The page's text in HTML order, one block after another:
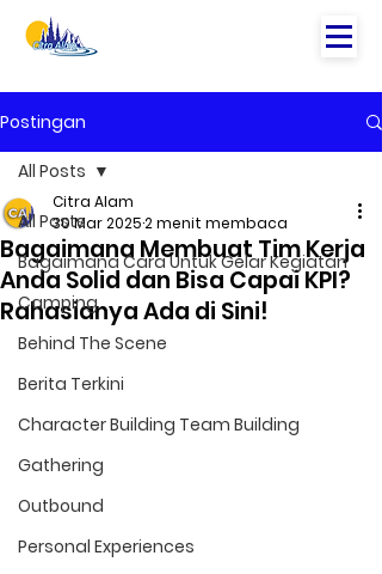
Postingan
All Posts
Bagaimana Cara Untuk Gelar Kegiatan
Camping
Behind The Scene
Berita Terkini
Character Building Team Building
Gathering
Outbound
Personal Experiences
All Posts
Bagaimana Membuat Tim Kerja
Anda Solid dan Bisa Capai KPI?
Rahasianya Ada di Sini!
Citra Alam
30 Mar 20252 menit membaca